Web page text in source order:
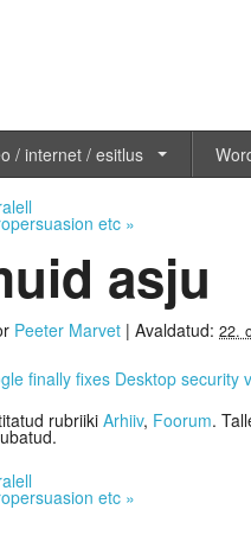
/ internet / esitlus
etc »
asju
Peeter Marvet |Avaldatud:22.
finally fixes Desktop security
rubriikiArhiiv, Foorum.
etc »